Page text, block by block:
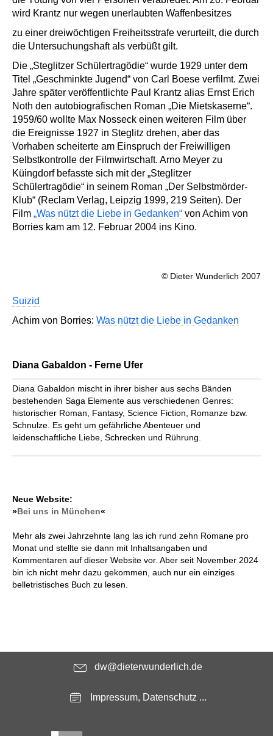
wird Krantz nur wegen unerlaubten Waffenbesitzes
zu einer dreiwöchtigen Freiheitsstrafe verurteilt, die durch
die Untersuchungshaft als verbüßt gilt.
Die „Steglitzer Schülertragödie“ wurde 1929 unter dem
Titel „Geschminkte Jugend“ von Carl Boese verfilmt. Zwei
Jahre später veröffentlichte Paul Krantz alias Ernst Erich
Noth den autobiografischen Roman „Die Mietskaserne“.
1959/60 wollte Max Nosseck einen weiteren Film über
die Ereignisse 1927 in Steglitz drehen, aber das
Vorhaben scheiterte am Einspruch der Freiwilligen
Selbstkontrolle der Filmwirtschaft. Arno Meyer zu
Küingdorf befasste sich mit der „Steglitzer
Schülertragödie“ in seinem Roman „Der Selbstmörder-
Klub“ (Reclam Verlag, Leipzig 1999, 219 Seiten). Der
Film „Was nützt die Liebe in Gedanken“ von Achim von
Borries kam am 12. Februar 2004 ins Kino.
© Dieter Wunderlich 2007
Suizid
Achim von Borries: Was nützt die Liebe in Gedanken
Diana Gabaldon - Ferne Ufer
Diana Gabaldon mischt in ihrer bisher aus sechs Bänden
bestehenden Saga Elemente aus verschiedenen Genres:
historischer Roman, Fantasy, Science Fiction, Romanze bzw.
Schnulze. Es geht um gefährliche Abenteuer und
leidenschaftliche Liebe, Schrecken und Rührung.
Neue Website:
»Bei uns in München«
Mehr als zwei Jahrzehnte lang las ich rund zehn Romane pro
Monat und stellte sie dann mit Inhaltsangaben und
Kommentaren auf dieser Website vor. Aber seit November 2024
bin ich nicht mehr dazu gekommen, auch nur ein einziges
belletristisches Buch zu lesen.
dw@dieterwunderlich.de
Impressum, Datenschutz ...